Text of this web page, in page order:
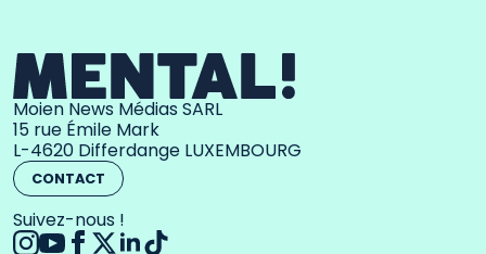
Moien News Médias SARL
15 rue Émile Mark
L-4620 Differdange LUXEMBOURG
CONTACT
Suivez-nous !